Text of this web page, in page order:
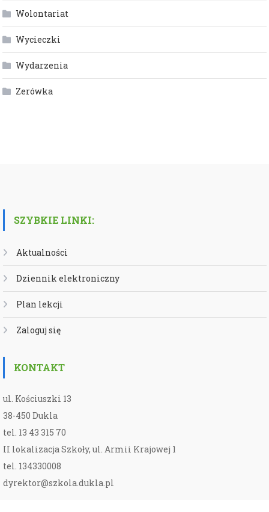
Wolontariat
Wycieczki
Wydarzenia
Zerówka
SZYBKIE LINKI:
Aktualności
Dziennik elektroniczny
Plan lekcji
Zaloguj się
KONTAKT
ul. Kościuszki 13
38-450 Dukla
tel. 13 43 315 70
II lokalizacja Szkoły, ul. Armii Krajowej 1
tel. 134330008
dyrektor@szkola.dukla.pl